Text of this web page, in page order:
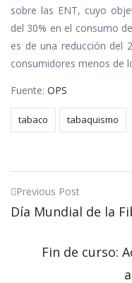
sobre las ENT, cuyo
del 30% en el consumo
es de una reducción del
consumidores menos de
Fuente: OPS
tabaco tabaquismo
Post
navigation
Previous Post
Día Mundial de la
Fin de curso: